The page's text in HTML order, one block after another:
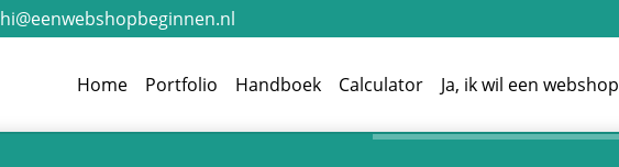
hi@eenwebshopbeginnen.nl
Home Portfolio Handboek Calculator Ja, ik wil een webshop